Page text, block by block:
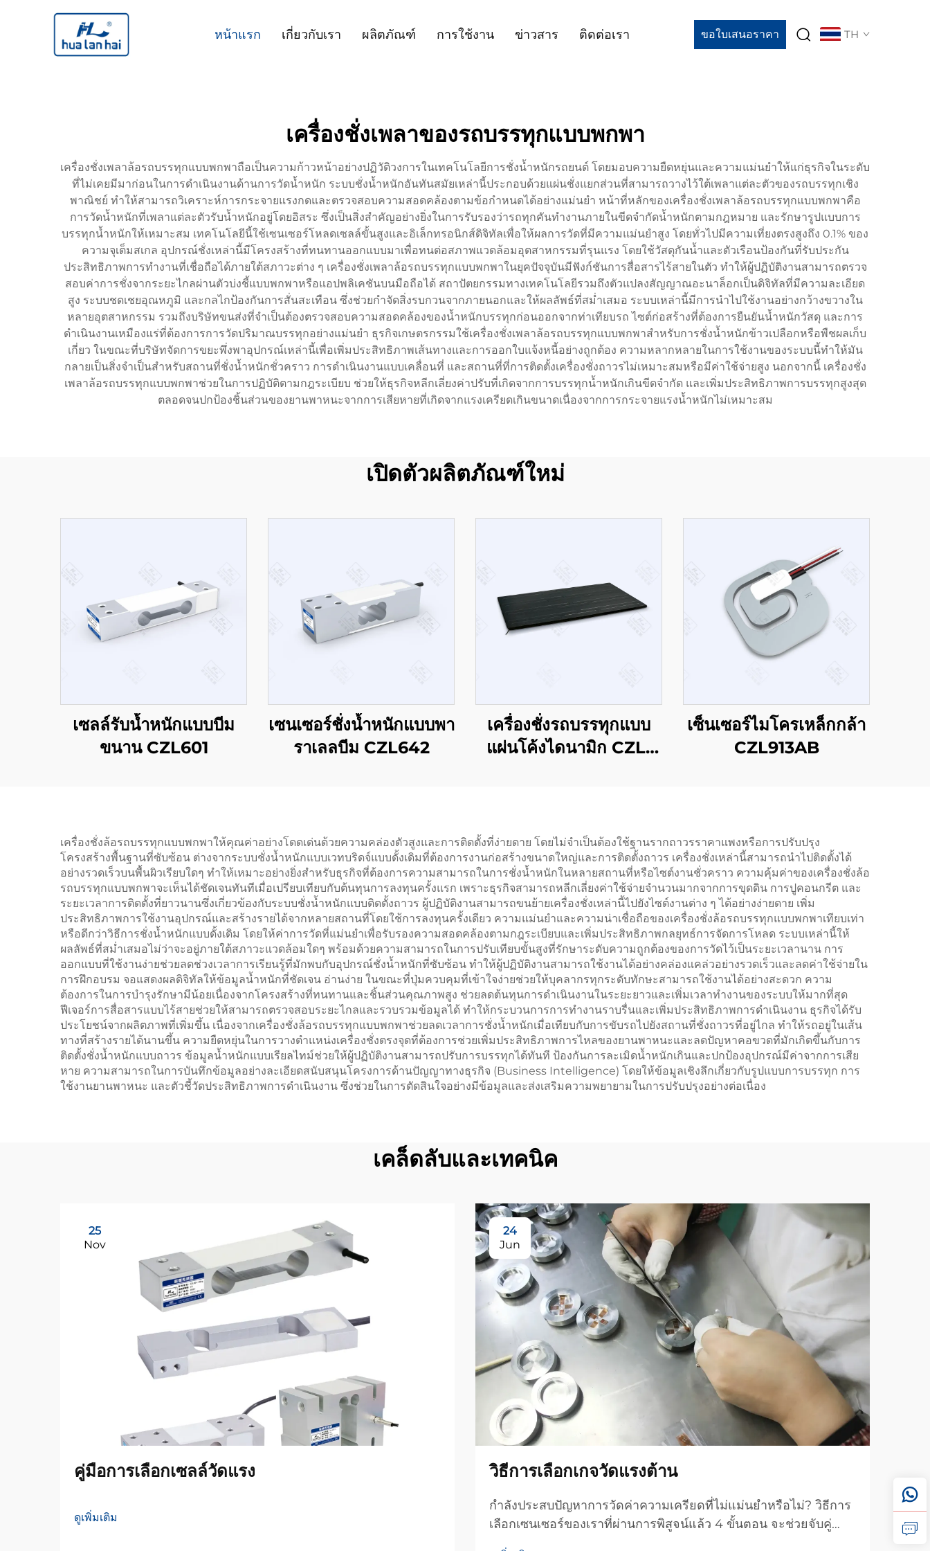
หน้าแรก เกี่ยวกับเรา ผลิตภัณฑ์ การใช้งาน ข่าวสาร ติดต่อเรา ขอใบเสนอราคา TH
เครื่องชั่งเพลาของรถบรรทุกแบบพกพา
เครื่องชั่งเพลาล้อรถบรรทุกแบบพกพาถือเป็นความก้าวหน้าอย่างปฏิวัติวงการในเทคโนโลยีการชั่งน้ำหนักรถยนต์ โดยมอบความยืดหยุ่นและความแม่นยำให้แก่ธุรกิจในระดับ
ที่ไม่เคยมีมาก่อนในการดำเนินงานด้านการวัดน้ำหนัก ระบบชั่งน้ำหนักอันทันสมัยเหล่านี้ประกอบด้วยแผ่นชั่งแยกส่วนที่สามารถวางไว้ใต้เพลาแต่ละตัวของรถบรรทุกเชิง
พาณิชย์ ทำให้สามารถวิเคราะห์การกระจายแรงกดและตรวจสอบความสอดคล้องตามข้อกำหนดได้อย่างแม่นยำ หน้าที่หลักของเครื่องชั่งเพลาล้อรถบรรทุกแบบพกพาคือ
การวัดน้ำหนักที่เพลาแต่ละตัวรับน้ำหนักอยู่โดยอิสระ ซึ่งเป็นสิ่งสำคัญอย่างยิ่งในการรับรองว่ารถทุกคันทำงานภายในขีดจำกัดน้ำหนักตามกฎหมาย และรักษารูปแบบการ
บรรทุกน้ำหนักให้เหมาะสม เทคโนโลยีนี้ใช้เซนเซอร์โหลดเซลล์ขั้นสูงและอิเล็กทรอนิกส์ดิจิทัลเพื่อให้ผลการวัดที่มีความแม่นยำสูง โดยทั่วไปมีความเที่ยงตรงสูงถึง 0.1% ของ
ความจุเต็มสเกล อุปกรณ์ชั่งเหล่านี้มีโครงสร้างที่ทนทานออกแบบมาเพื่อทนต่อสภาพแวดล้อมอุตสาหกรรมที่รุนแรง โดยใช้วัสดุกันน้ำและตัวเรือนป้องกันที่รับประกัน
ประสิทธิภาพการทำงานที่เชื่อถือได้ภายใต้สภาวะต่าง ๆ เครื่องชั่งเพลาล้อรถบรรทุกแบบพกพาในยุคปัจจุบันมีฟังก์ชันการสื่อสารไร้สายในตัว ทำให้ผู้ปฏิบัติงานสามารถตรวจ
สอบค่าการชั่งจากระยะไกลผ่านตัวบ่งชี้แบบพกพาหรือแอปพลิเคชันบนมือถือได้ สถาปัตยกรรมทางเทคโนโลยีรวมถึงตัวแปลงสัญญาณอะนาล็อกเป็นดิจิทัลที่มีความละเอียด
สูง ระบบชดเชยอุณหภูมิ และกลไกป้องกันการสั่นสะเทือน ซึ่งช่วยกำจัดสิ่งรบกวนจากภายนอกและให้ผลลัพธ์ที่สม่ำเสมอ ระบบเหล่านี้มีการนำไปใช้งานอย่างกว้างขวางใน
หลายอุตสาหกรรม รวมถึงบริษัทขนส่งที่จำเป็นต้องตรวจสอบความสอดคล้องของน้ำหนักบรรทุกก่อนออกจากท่าเทียบรถ ไซต์ก่อสร้างที่ต้องการยืนยันน้ำหนักวัสดุ และการ
ดำเนินงานเหมืองแร่ที่ต้องการการวัดปริมาณบรรทุกอย่างแม่นยำ ธุรกิจเกษตรกรรมใช้เครื่องชั่งเพลาล้อรถบรรทุกแบบพกพาสำหรับการชั่งน้ำหนักข้าวเปลือกหรือพืชผลเก็บ
เกี่ยว ในขณะที่บริษัทจัดการขยะพึ่งพาอุปกรณ์เหล่านี้เพื่อเพิ่มประสิทธิภาพเส้นทางและการออกใบแจ้งหนี้อย่างถูกต้อง ความหลากหลายในการใช้งานของระบบนี้ทำให้มัน
กลายเป็นสิ่งจำเป็นสำหรับสถานที่ชั่งน้ำหนักชั่วคราว การดำเนินงานแบบเคลื่อนที่ และสถานที่ที่การติดตั้งเครื่องชั่งถาวรไม่เหมาะสมหรือมีค่าใช้จ่ายสูง นอกจากนี้ เครื่องชั่ง
เพลาล้อรถบรรทุกแบบพกพาช่วยในการปฏิบัติตามกฎระเบียบ ช่วยให้ธุรกิจหลีกเลี่ยงค่าปรับที่เกิดจากการบรรทุกน้ำหนักเกินขีดจำกัด และเพิ่มประสิทธิภาพการบรรทุกสูงสุด
ตลอดจนปกป้องชิ้นส่วนของยานพาหนะจากการเสียหายที่เกิดจากแรงเครียดเกินขนาดเนื่องจากการกระจายแรงน้ำหนักไม่เหมาะสม
เปิดตัวผลิตภัณฑ์ใหม่
เซลล์รับน้ำหนักแบบบีม
ขนาน CZL601
เซนเซอร์ชั่งน้ำหนักแบบพา
ราเลลบีม CZL642
เครื่องชั่งรถบรรทุกแบบ
แผ่นโค้งไดนามิก CZL-
เซ็นเซอร์ไมโครเหล็กกล้า
CZL913AB
เครื่องชั่งล้อรถบรรทุกแบบพกพาให้คุณค่าอย่างโดดเด่นด้วยความคล่องตัวสูงและการติดตั้งที่ง่ายดาย โดยไม่จำเป็นต้องใช้ฐานรากถาวรราคาแพงหรือการปรับปรุง
โครงสร้างพื้นฐานที่ซับซ้อน ต่างจากระบบชั่งน้ำหนักแบบเวทบริดจ์แบบดั้งเดิมที่ต้องการงานก่อสร้างขนาดใหญ่และการติดตั้งถาวร เครื่องชั่งเหล่านี้สามารถนำไปติดตั้งได้
อย่างรวดเร็วบนพื้นผิวเรียบใดๆ ทำให้เหมาะอย่างยิ่งสำหรับธุรกิจที่ต้องการความสามารถในการชั่งน้ำหนักในหลายสถานที่หรือไซต์งานชั่วคราว ความคุ้มค่าของเครื่องชั่งล้อ
รถบรรทุกแบบพกพาจะเห็นได้ชัดเจนทันทีเมื่อเปรียบเทียบกับต้นทุนการลงทุนครั้งแรก เพราะธุรกิจสามารถหลีกเลี่ยงค่าใช้จ่ายจำนวนมากจากการขุดดิน การปูคอนกรีต และ
ระยะเวลาการติดตั้งที่ยาวนานซึ่งเกี่ยวข้องกับระบบชั่งน้ำหนักแบบติดตั้งถาวร ผู้ปฏิบัติงานสามารถขนย้ายเครื่องชั่งเหล่านี้ไปยังไซต์งานต่าง ๆ ได้อย่างง่ายดาย เพิ่ม
ประสิทธิภาพการใช้งานอุปกรณ์และสร้างรายได้จากหลายสถานที่โดยใช้การลงทุนครั้งเดียว ความแม่นยำและความน่าเชื่อถือของเครื่องชั่งล้อรถบรรทุกแบบพกพาเทียบเท่า
หรือดีกว่าวิธีการชั่งน้ำหนักแบบดั้งเดิม โดยให้ค่าการวัดที่แม่นยำเพื่อรับรองความสอดคล้องตามกฎระเบียบและเพิ่มประสิทธิภาพกลยุทธ์การจัดการโหลด ระบบเหล่านี้ให้
ผลลัพธ์ที่สม่ำเสมอไม่ว่าจะอยู่ภายใต้สภาวะแวดล้อมใดๆ พร้อมด้วยความสามารถในการปรับเทียบขั้นสูงที่รักษาระดับความถูกต้องของการวัดไว้เป็นระยะเวลานาน การ
ออกแบบที่ใช้งานง่ายช่วยลดช่วงเวลาการเรียนรู้ที่มักพบกับอุปกรณ์ชั่งน้ำหนักที่ซับซ้อน ทำให้ผู้ปฏิบัติงานสามารถใช้งานได้อย่างคล่องแคล่วอย่างรวดเร็วและลดค่าใช้จ่ายใน
การฝึกอบรม จอแสดงผลดิจิทัลให้ข้อมูลน้ำหนักที่ชัดเจน อ่านง่าย ในขณะที่ปุ่มควบคุมที่เข้าใจง่ายช่วยให้บุคลากรทุกระดับทักษะสามารถใช้งานได้อย่างสะดวก ความ
ต้องการในการบำรุงรักษามีน้อยเนื่องจากโครงสร้างที่ทนทานและชิ้นส่วนคุณภาพสูง ช่วยลดต้นทุนการดำเนินงานในระยะยาวและเพิ่มเวลาทำงานของระบบให้มากที่สุด
ฟีเจอร์การสื่อสารแบบไร้สายช่วยให้สามารถตรวจสอบระยะไกลและรวบรวมข้อมูลได้ ทำให้กระบวนการการทำงานราบรื่นและเพิ่มประสิทธิภาพการดำเนินงาน ธุรกิจได้รับ
ประโยชน์จากผลิตภาพที่เพิ่มขึ้น เนื่องจากเครื่องชั่งล้อรถบรรทุกแบบพกพาช่วยลดเวลาการชั่งน้ำหนักเมื่อเทียบกับการขับรถไปยังสถานที่ชั่งถาวรที่อยู่ไกล ทำให้รถอยู่ในเส้น
ทางที่สร้างรายได้นานขึ้น ความยืดหยุ่นในการวางตำแหน่งเครื่องชั่งตรงจุดที่ต้องการช่วยเพิ่มประสิทธิภาพการไหลของยานพาหนะและลดปัญหาคอขวดที่มักเกิดขึ้นกับการ
ติดตั้งชั่งน้ำหนักแบบถาวร ข้อมูลน้ำหนักแบบเรียลไทม์ช่วยให้ผู้ปฏิบัติงานสามารถปรับการบรรทุกได้ทันที ป้องกันการละเมิดน้ำหนักเกินและปกป้องอุปกรณ์มีค่าจากการเสีย
หาย ความสามารถในการบันทึกข้อมูลอย่างละเอียดสนับสนุนโครงการด้านปัญญาทางธุรกิจ (Business Intelligence) โดยให้ข้อมูลเชิงลึกเกี่ยวกับรูปแบบการบรรทุก การ
ใช้งานยานพาหนะ และตัวชี้วัดประสิทธิภาพการดำเนินงาน ซึ่งช่วยในการตัดสินใจอย่างมีข้อมูลและส่งเสริมความพยายามในการปรับปรุงอย่างต่อเนื่อง
เคล็ดลับและเทคนิค
25
Nov
คู่มือการเลือกเซลล์วัดแรง
ดูเพิ่มเติม
24
Jun
วิธีการเลือกเกจวัดแรงต้าน
กำลังประสบปัญหาการวัดค่าความเครียดที่ไม่แม่นยำหรือไม่? วิธีการ
เลือกเซนเซอร์ของเราที่ผ่านการพิสูจน์แล้ว 4 ขั้นตอน จะช่วยจับคู่